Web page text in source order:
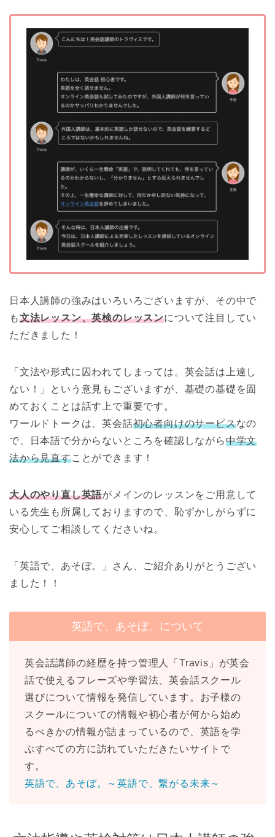
日本人講師の強みはいろいろございますが、その中で
も文法レッスン、英検のレッスンについて注目してい
ただきました！
「文法や形式に囚われてしまっては。英会話は上達し
ない！」という意見もございますが、基礎の基礎を固
めておくことは話す上で重要です。
ワールドトークは、英会話初心者向けのサービスなの
で、日本語で分からないところを確認しながら中学文
法から見直すことができます！
大人のやり直し英語がメインのレッスンをご用意して
いる先生も所属しておりますので、恥ずかしがらずに
安心してご相談してくださいね。
「英語で、あそぼ。」さん、ご紹介ありがとうござい
ました！！
英語で、あそぼ。について
英会話講師の経歴を持つ管理人「Travis」が英会
話で使えるフレーズや学習法、英会話スクール
選びについて情報を発信しています。お子様の
スクールについての情報や初心者が何から始め
るべきかの情報が詰まっているので、英語を学
ぶすべての方に訪れていただきたいサイトで
す。
英語で、あそぼ。～英語で、繋がる未来～